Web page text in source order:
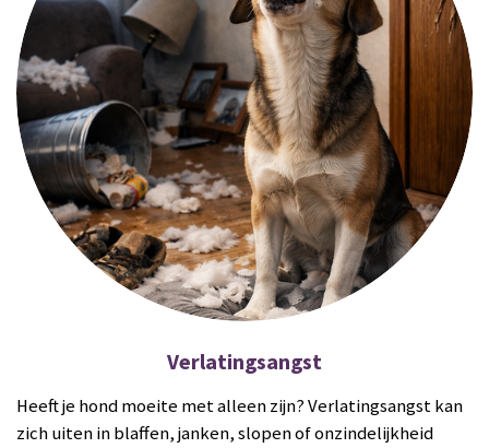
Verlatingsangst
Heeft je hond moeite met alleen zijn? Verlatingsangst kan
zich uiten in blaffen, janken, slopen of onzindelijkheid